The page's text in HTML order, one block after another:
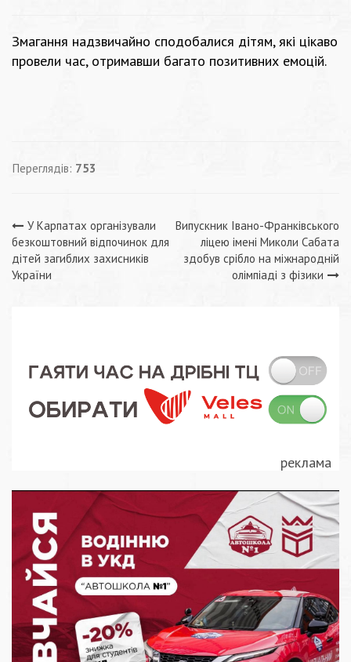
Змагання надзвичайно сподобалися дітям, які цікаво
провели час, отримавши багато позитивних емоцій.
Переглядів: 753
Навігація
записів
У Карпатах організували
безкоштовний відпочинок для
дітей загиблих захисників
України
Випускник Івано-Франківського
ліцею імені Миколи Сабата
здобув срібло на міжнародній
олімпіаді з фізики